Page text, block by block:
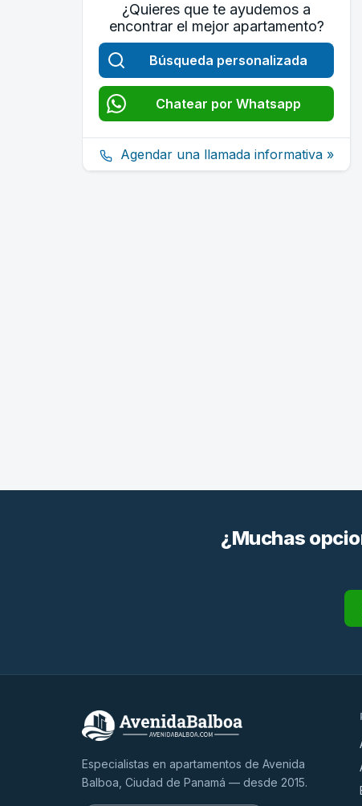
¿Quieres que te ayudemos a
encontrar el mejor apartamento?
Búsqueda personalizada
Chatear por Whatsapp
Agendar una llamada informativa »
¿Muchas
Especialistas en apartamentos de Avenida
Balboa, Ciudad de Panamá — desde 2015.